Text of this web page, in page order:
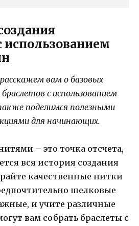
вам о базовых
с использованием
поделимся полезными
для начинающих.
– это точка отсчета,
вся история создания
качественные нитки
шелковые
и учите различные
вам собрать браслеты с